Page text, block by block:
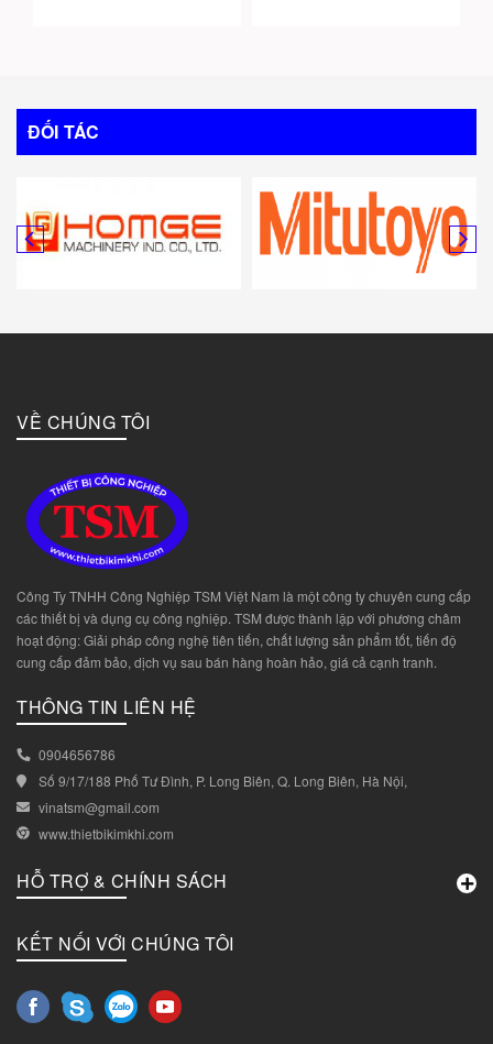
ĐỐI TÁC
VỀ CHÚNG TÔI
Công Ty TNHH Công Nghiệp TSM Việt Nam là một công ty chuyên cung cấp
các thiết bị và dụng cụ công nghiệp. TSM được thành lập với phương châm
hoạt động: Giải pháp công nghệ tiên tiến, chất lượng sản phẩm tốt, tiến độ
cung cấp đảm bảo, dịch vụ sau bán hàng hoàn hảo, giá cả cạnh tranh.
THÔNG TIN LIÊN HỆ
0904656786
Số 9/17/188 Phố Tư Đình, P. Long Biên, Q. Long Biên, Hà Nội,
vinatsm@gmail.com
www.thietbikimkhi.com
HỖ TRỢ & CHÍNH SÁCH
KẾT NỐI VỚI CHÚNG TÔI